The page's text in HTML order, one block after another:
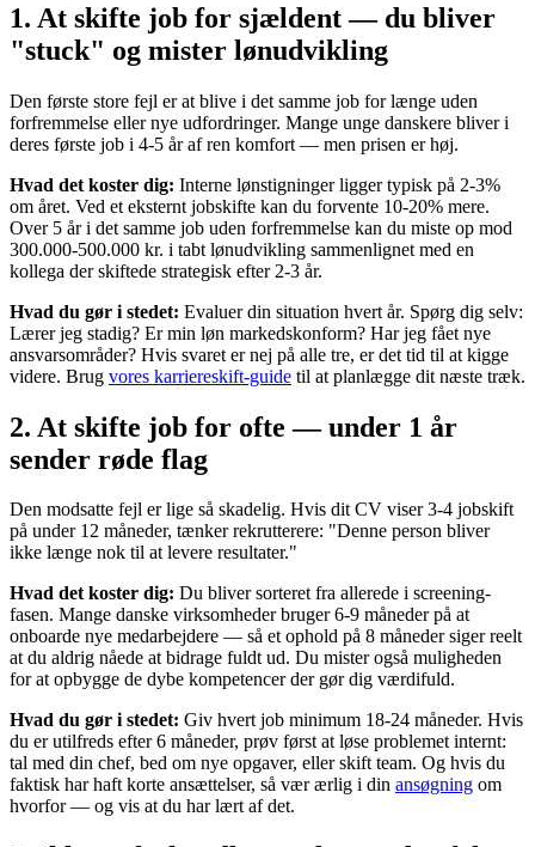
1. At skifte job for sjældent — du bliver
"stuck" og mister lønudvikling
Den første store fejl er at blive i det samme job for længe uden
forfremmelse eller nye udfordringer. Mange unge danskere bliver i
deres første job i 4-5 år af ren komfort — men prisen er høj.
Hvad det koster dig: Interne lønstigninger ligger typisk på 2-3%
om året. Ved et eksternt jobskifte kan du forvente 10-20% mere.
Over 5 år i det samme job uden forfremmelse kan du miste op mod
300.000-500.000 kr. i tabt lønudvikling sammenlignet med en
kollega der skiftede strategisk efter 2-3 år.
Hvad du gør i stedet: Evaluer din situation hvert år. Spørg dig selv:
Lærer jeg stadig? Er min løn markedskonform? Har jeg fået nye
ansvarsområder? Hvis svaret er nej på alle tre, er det tid til at kigge
videre. Brug vores karriereskift-guide til at planlægge dit næste træk.
2. At skifte job for ofte — under 1 år
sender røde flag
Den modsatte fejl er lige så skadelig. Hvis dit CV viser 3-4 jobskift
på under 12 måneder, tænker rekrutterere: "Denne person bliver
ikke længe nok til at levere resultater."
Hvad det koster dig: Du bliver sorteret fra allerede i screening-
fasen. Mange danske virksomheder bruger 6-9 måneder på at
onboarde nye medarbejdere — så et ophold på 8 måneder siger reelt
at du aldrig nåede at bidrage fuldt ud. Du mister også muligheden
for at opbygge de dybe kompetencer der gør dig værdifuld.
Hvad du gør i stedet: Giv hvert job minimum 18-24 måneder. Hvis
du er utilfreds efter 6 måneder, prøv først at løse problemet internt:
tal med din chef, bed om nye opgaver, eller skift team. Og hvis du
faktisk har haft korte ansættelser, så vær ærlig i din ansøgning om
hvorfor — og vis at du har lært af det.